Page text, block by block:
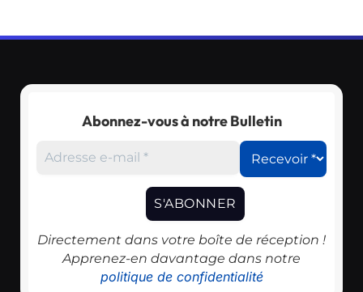
Abonnez-vous à notre Bulletin
Directement dans votre boîte de réception !
Apprenez-en davantage dans notre
politique de confidentialité